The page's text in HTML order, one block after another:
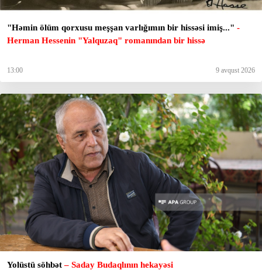
"Həmin ölüm qorxusu meşşan varlığımın bir hissəsi imiş..." -
Herman Hessenin "Yalquzaq" romanından bir hissə
13:00 9 avqust 2026
Yolüstü söhbət– Saday Budaqlının hekayəsi